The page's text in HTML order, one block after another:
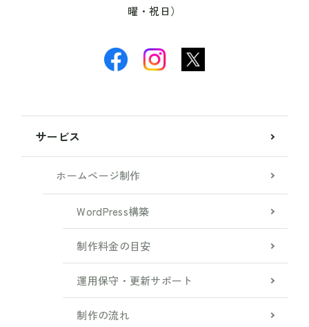
曜・祝日）
サービス
ホームページ制作
WordPress構築
制作料金の目安
運用保守・更新サポート
制作の流れ